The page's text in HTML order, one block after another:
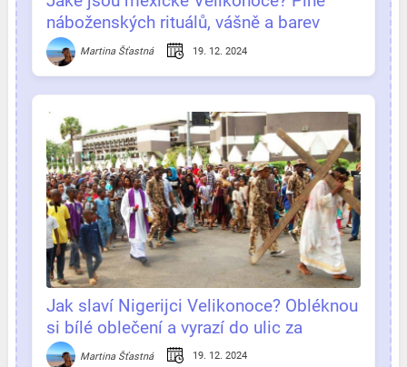
náboženských rituálů, vášně a barev
Martina Šťastná 19. 12. 2024
Jak slaví Nigerijci Velikonoce? Obléknou
si bílé oblečení a vyrazí do ulic za
hudbou a tancem
Martina Šťastná 19. 12. 2024